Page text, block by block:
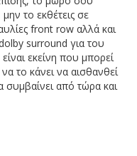
το εκθέτεις σε
front row αλλά και
dolby surround για του
εκείνη που μπορεί
το κάνει να αισθανθεί
συμβαίνει από τώρα και